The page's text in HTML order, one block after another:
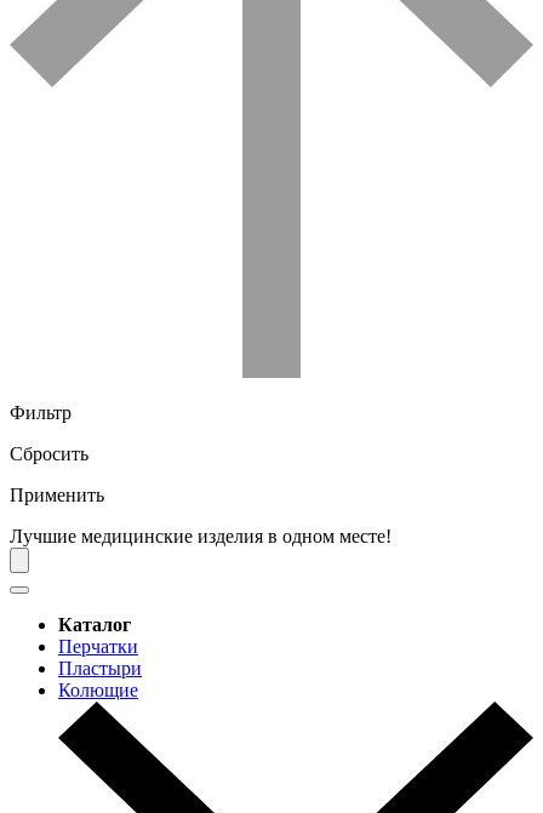
Фильтр
Сбросить
Применить
Лучшие медицинские изделия в одном месте!
Каталог
Перчатки
Пластыри
Колющие